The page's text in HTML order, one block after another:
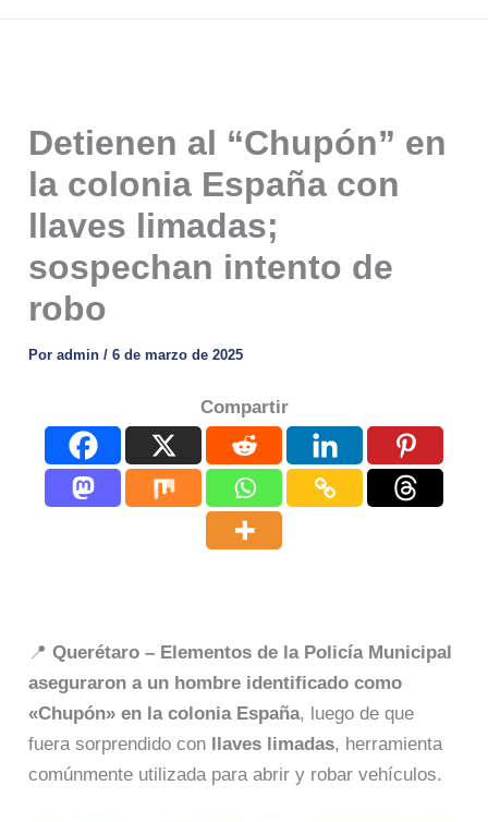
Detienen al “Chupón” en
la colonia España con
llaves limadas;
sospechan intento de
robo
Poradmin/6 de marzo de 2025
Compartir
📍Querétaro – Elementos de la Policía Municipal
aseguraron a un hombre identificado como
«Chupón» en la colonia España, luego de que
fuera sorprendido con llaves limadas, herramienta
comúnmente utilizada para abrir y robar vehículos.